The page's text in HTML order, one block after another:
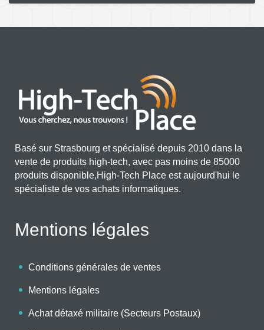
Basé sur Strasbourg et spécialisé depuis 2010 dans la
vente de produits high-tech, avec pas moins de 85000
produits disponible,High-Tech Place est aujourd'hui le
spécialiste de vos achats informatiques.
Mentions légales
Conditions générales de ventes
Mentions légales
Achat détaxé militaire (Secteurs Postaux)